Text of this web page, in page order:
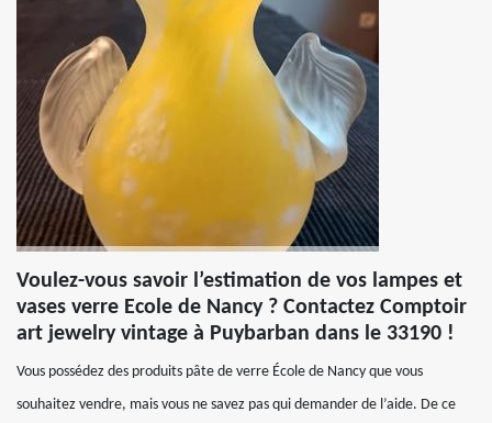
Voulez-vous savoir l’estimation de vos lampes et
vases verre Ecole de Nancy ? Contactez Comptoir
art jewelry vintage à Puybarban dans le 33190 !
Vous possédez des produits pâte de verre École de Nancy que vous
souhaitez vendre, mais vous ne savez pas qui demander de l’aide. De ce